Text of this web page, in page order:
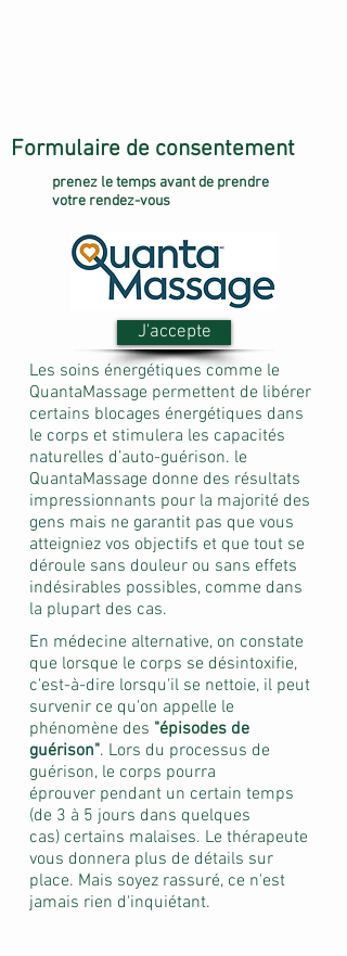
Formulaire de consentement
prenez le temps avant de prendre
votre rendez-vous
J'accepte
Les soins énergétiques comme le
QuantaMassage permettent de libérer
certains blocages énergétiques dans
le corps et stimulera les capacités
naturelles d’auto-guérison. le
QuantaMassage donne des résultats
impressionnants pour la majorité des
gens mais ne garantit pas que vous
atteigniez vos objectifs et que tout se
déroule sans douleur ou sans effets
indésirables possibles, comme dans
la plupart des cas.
En médecine alternative, on constate
que lorsque le corps se désintoxifie,
c'est-à-dire lorsqu'il se nettoie, il peut
survenir ce qu'on appelle le
phénomène des "épisodes de
guérison". Lors du processus de
guérison, le corps pourra
éprouver pendant un certain temps
(de 3 à 5 jours dans quelques
cas) certains malaises. Le thérapeute
vous donnera plus de détails sur
place. Mais soyez rassuré, ce n'est
jamais rien d'inquiétant.